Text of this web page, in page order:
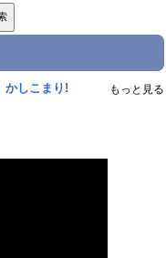
かしこまり! もっと見る